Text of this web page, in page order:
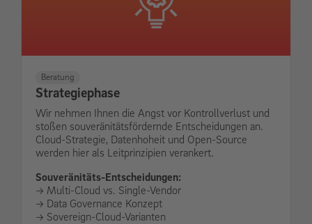
Beratung
Strategiephase
Wir nehmen Ihnen die Angst vor Kontrollverlust und
stoßen souveränitätsfördernde Entscheidungen an.
Cloud-Strategie, Datenhoheit und Open-Source
werden hier als Leitprinzipien verankert.
Souveränitäts-Entscheidungen:
-> Multi-Cloud vs. Single-Vendor
-> Data Governance Konzept
-> Sovereign-Cloud-Varianten